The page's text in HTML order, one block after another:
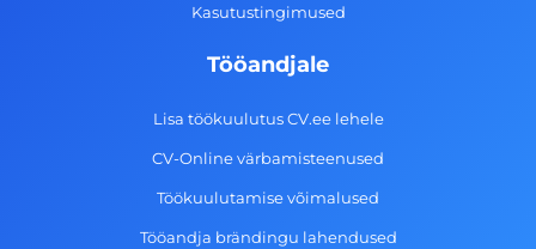
Kasutustingimused
Tööandjale
Lisa töökuulutus CV.ee lehele
CV-Online värbamisteenused
Töökuulutamise võimalused
Tööandja brändingu lahendused